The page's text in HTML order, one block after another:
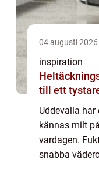
04 augusti 2026
inspiration
till ett
Uddevalla
kännas milt
vardagen.
snabba